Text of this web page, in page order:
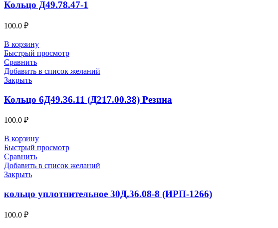
Кольцо Д49.78.47-1
100.0 ₽
В корзину
Быстрый просмотр
Сравнить
Добавить в список желаний
Закрыть
Кольцо 6Д49.36.11 (Д217.00.38) Резина
100.0 ₽
В корзину
Быстрый просмотр
Сравнить
Добавить в список желаний
Закрыть
кольцо уплотнительное 30Д.36.08-8 (ИРП-1266)
100.0 ₽